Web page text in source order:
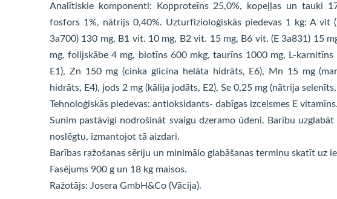
Analītiskie komponenti: Kopproteīns 25,0%, kopeļļas un tauki
fosfors 1%, nātrijs 0,40%. Uzturfizioloģiskās piedevas 1 kg: A vit
3a700) 130 mg, B1 vit. 10 mg, B2 vit. 15 mg, B6 vit. (E 3a831) 15
mg, folijskābe 4 mg, biotīns 600 mkg, taurīns 1000 mg, L-
E1), Zn 150 mg (cinka glicīna helāta hidrāts, E6), Mn 15 mg
hidrāts, E4), jods 2 mg (kālija jodāts, E2), Se 0,25 mg (nātrija
Tehnoloģiskās piedevas: antioksidants- dabīgas izcelsmes E vitamīns.
Sunim pastāvīgi nodrošināt svaigu dzeramo ūdeni. Barību
noslēgtu, izmantojot tā aizdari.
Barības ražošanas sēriju un minimālo glabāšanas termiņu skatīt uz
Fasējums 900 g un 18 kg maisos.
Ražotājs: Josera GmbH&Co (Vācija).